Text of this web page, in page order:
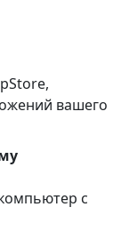
вашего
с